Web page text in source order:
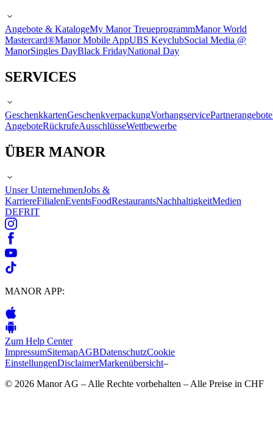
Angebote & KatalogeMy Manor TreueprogrammManor World
Mastercard®Manor Mobile AppUBS KeyclubSocial Media @
ManorSingles DayBlack FridayNational Day
SERVICES
GeschenkkartenGeschenkverpackungVorhangservicePartnerangebote
AngeboteRückrufeAusschlüsseWettbewerbe
ÜBER MANOR
Unser UnternehmenJobs &
KarriereFilialenEventsFoodRestaurantsNachhaltigkeitMedien
DEFRIT
MANOR APP:
Zum Help Center
ImpressumSitemapAGBDatenschutzCookie
EinstellungenDisclaimerMarkenübersicht–
© 2026 Manor AG – Alle Rechte vorbehalten – Alle Preise in CHF